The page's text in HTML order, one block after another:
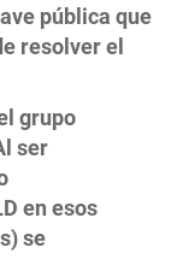
pública que
resolver el
grupo
ser
en esos
se